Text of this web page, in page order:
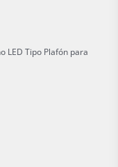
LED Tipo Plafón para